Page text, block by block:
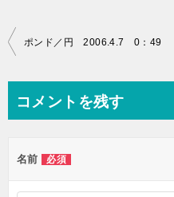
投
ビ
ー
シ
ポンド／円 2006.4.7 0：49
コメントを残す
名前 必須